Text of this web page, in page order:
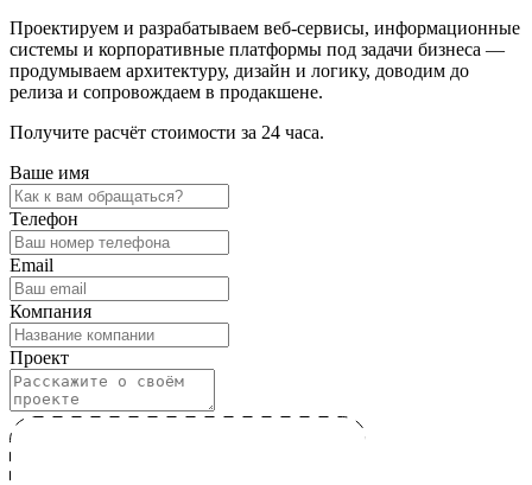
Проектируем и разрабатываем веб-сервисы, информационные
системы и корпоративные платформы под задачи бизнеса —
продумываем архитектуру, дизайн и логику, доводим до
релиза и сопровождаем в продакшене.
Получите расчёт стоимости за 24 часа.
Ваше имя
Телефон
Email
Компания
Проект